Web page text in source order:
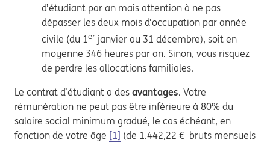
d’étudiant par an mais attention à ne pas
dépasser les deux mois d’occupation par année
civile (du 1er janvier au 31 décembre), soit en
moyenne 346 heures par an. Sinon, vous risquez
de perdre les allocations familiales.
Le contrat d’étudiant a des avantages. Votre
rémunération ne peut pas être inférieure à 80% du
salaire social minimum gradué, le cas échéant, en
fonction de votre âge [1] (de 1.442,22 € bruts mensuels